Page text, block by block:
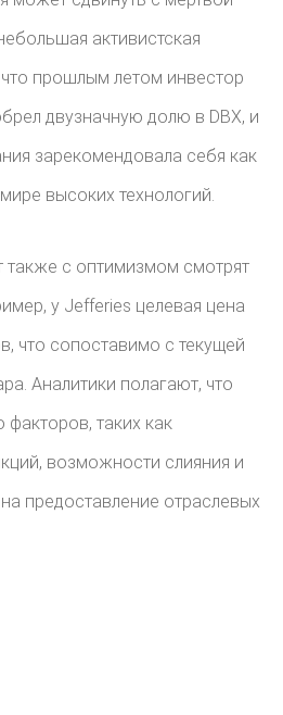
активистская
прошлым летом инвестор
двузначную долю в DBX, и
зарекомендовала себя как
высоких технологий.
также с оптимизмом смотрят
у Jefferies целевая цена
что сопоставимо с текущей
Аналитики полагают, что
таких как
возможности слияния и
предоставление отраслевых